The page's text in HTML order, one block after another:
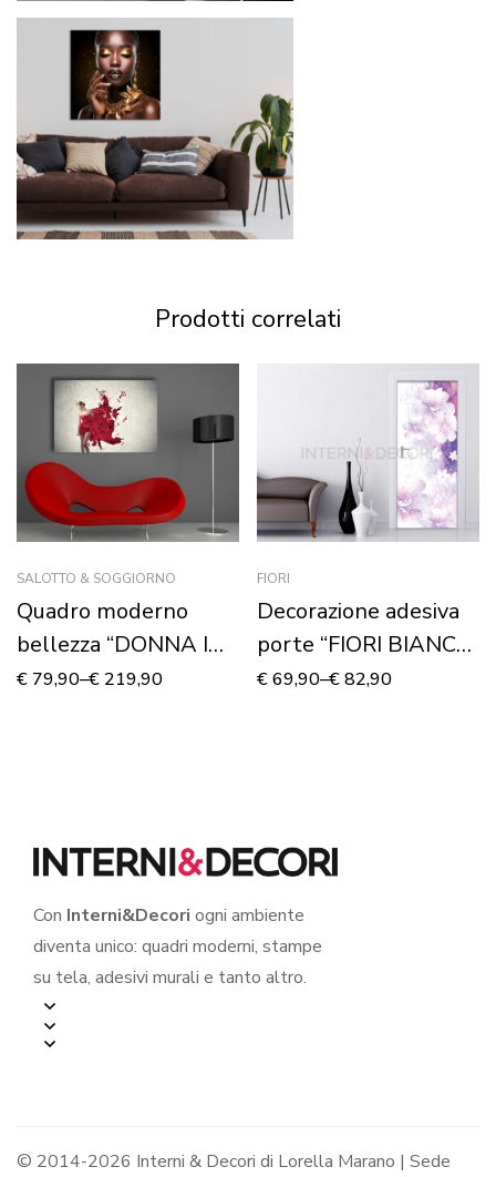
Prodotti correlati
SALOTTO & SOGGIORNO
Quadro moderno
bellezza “DONNA IN
ROSSO” – Stampa su
€ 79,90–€ 219,90
FIORI
Decorazione adesiva
porte “FIORI BIANCHI
SU SFONDO VIOLA”
€69,90–€82,90
Con Interni&Decori ogni ambiente
diventa unico: quadri moderni, stampe
su tela, adesivi murali e tanto altro.
© 2014-2026 Interni & Decori di Lorella Marano | Sede